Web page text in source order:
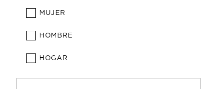
MUJER
HOMBRE
HOGAR